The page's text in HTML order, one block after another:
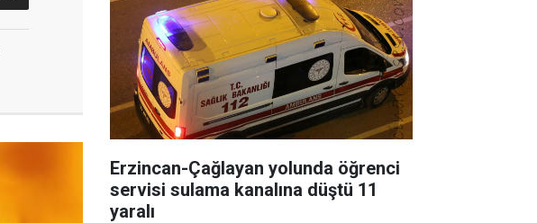
Erzincan-Çağlayan yolunda öğrenci
servisi sulama kanalına düştü 11
yaralı